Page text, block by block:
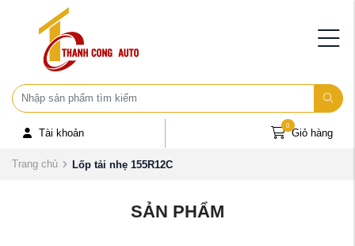
Tài khoản Giỏ hàng
0
Trang chủ Lốp tải nhẹ 155R12C
SẢN PHẨM